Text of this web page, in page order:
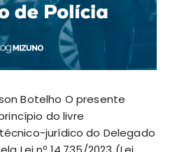
Botelho O presente
do livre
jurídico do Delegado